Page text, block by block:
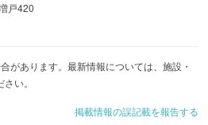
戸420
があります。最新情報については、施設・
い。
掲載情報の誤記載を報告する